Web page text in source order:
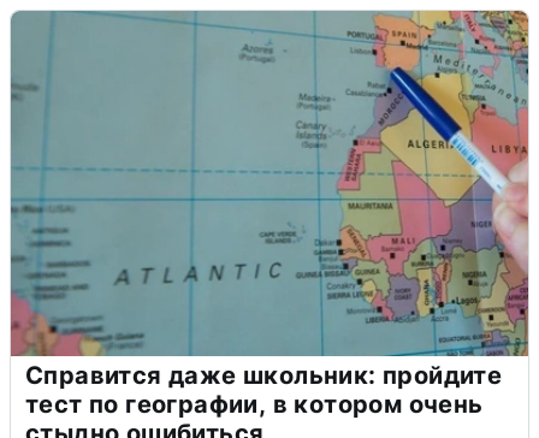
Справится даже школьник: пройдите
тест по географии, в котором очень